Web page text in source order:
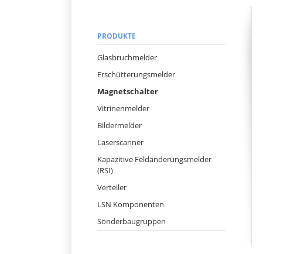
PRODUKTE
Navigation
Glasbruchmelder
Erschütterungsmelder
Magnetschalter
Vitrinenmelder
Bildermelder
Laserscanner
Kapazitive Feldänderungsmelder
(RSI)
Verteiler
LSN Komponenten
Sonderbaugruppen